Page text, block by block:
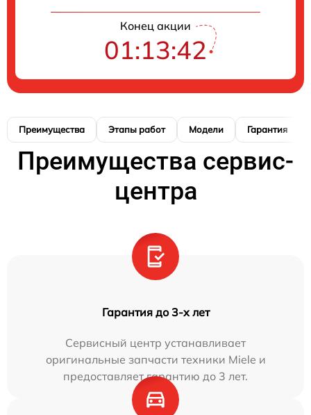
Конец акции
01:13:41
Преимущества Этапы работ Модели Гарантия
Преимущества сервис-
центра
Гарантия до 3-х лет
Сервисный центр устанавливает
оригинальные запчасти техники Miele и
предоставляет гарантию до 3 лет.